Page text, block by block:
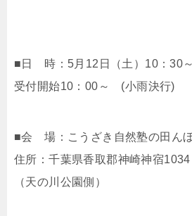
■日 時：5月12日（土）10：30
受付開始10：00～ (小雨決行)
■会 場：こうざき自然塾の田ん
住所：千葉県香取郡神崎神宿1034
（天の川公園側）